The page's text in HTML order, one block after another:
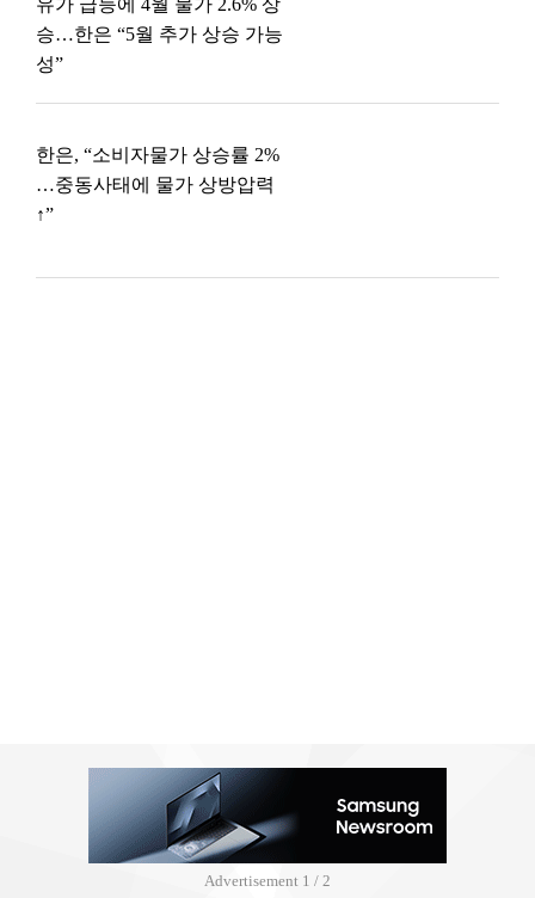
유가 급등에 4월 물가 2.6% 상
승…한은 “5월 추가 상승 가능
성”
한은, “소비자물가 상승률 2%
…중동사태에 물가 상방압력
↑”
Advertisement 2 / 2